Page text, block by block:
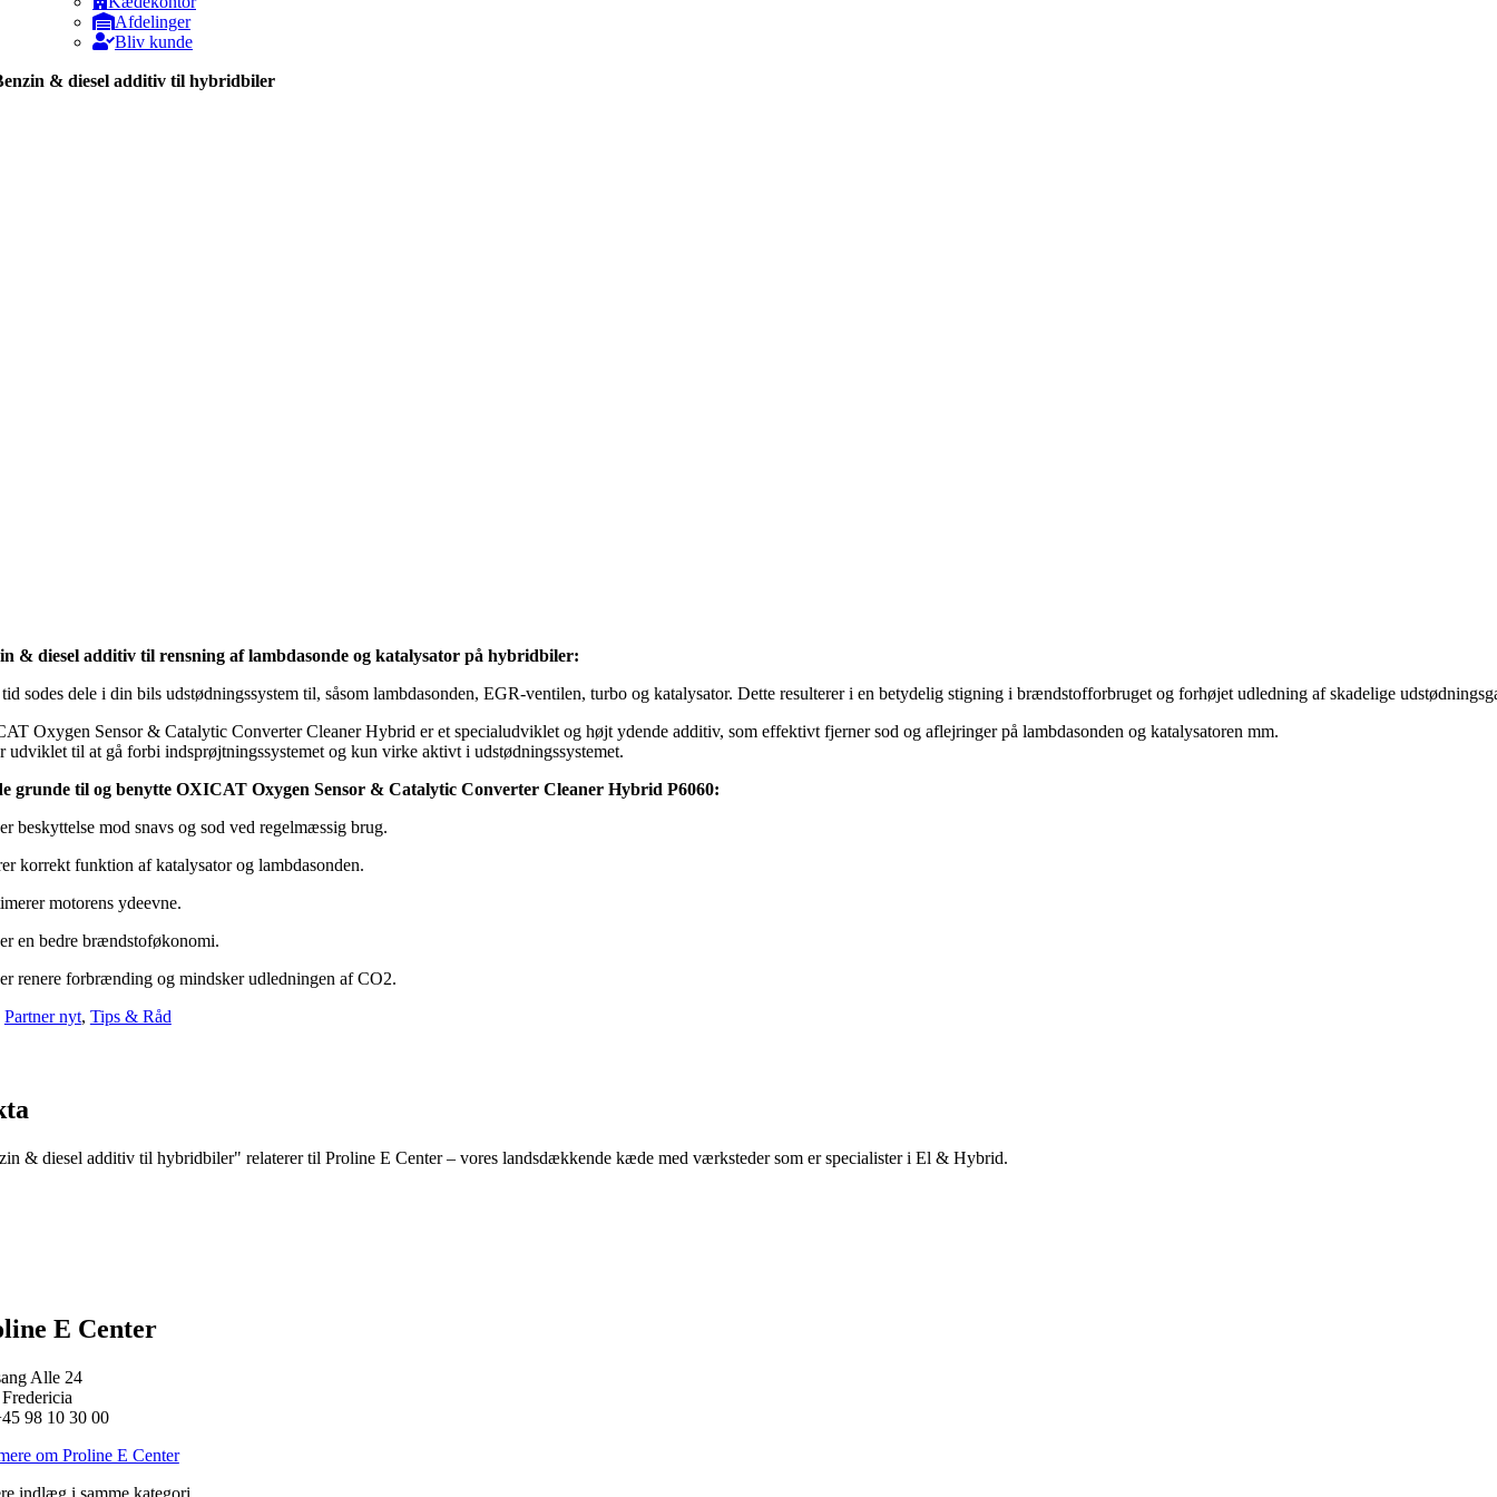
Afdelinger
Bliv kunde
& diesel additiv til hybridbiler
& diesel additiv til rensning af lambdasonde og katalysator på hybridbiler:
sodes dele i din bils udstødningssystem til, såsom lambdasonden, EGR-ventilen, turbo og katalysator. Dette resulterer i en betydelig stigning i brændstofforbruget og forhøjet udledning af skadelige
Oxygen Sensor & Catalytic Converter Cleaner Hybrid er et specialudviklet og højt ydende additiv, som effektivt fjerner sod og aflejringer på lambdasonden og katalysatoren mm.
udviklet til at gå forbi indsprøjtningssystemet og kun virke aktivt i udstødningssystemet.
grunde til og benytte OXICAT Oxygen Sensor & Catalytic Converter Cleaner Hybrid P6060:
beskyttelse mod snavs og sod ved regelmæssig brug.
korrekt funktion af katalysator og lambdasonden.
motorens ydeevne.
en bedre brændstoføkonomi.
renere forbrænding og mindsker udledningen af CO2.
Partner nyt, Tips & Råd
& diesel additiv til hybridbiler" relaterer til Proline E Center – vores landsdækkende kæde med værksteder som er specialister i El & Hybrid.
E Center
Alle 24
98 10 30 00
om Proline E Center
indlæg i samme kategori